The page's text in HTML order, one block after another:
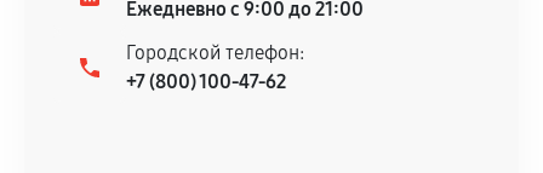
Ежедневно с 9:00 до 21:00
Городской телефон:
+7 (800) 100-47-62